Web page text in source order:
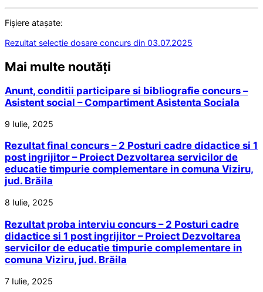
Fișiere atașate:
Rezultat selectie dosare concurs din 03.07.2025
Mai multe noutăți
Anunt, conditii participare si bibliografie concurs –
Asistent social – Compartiment Asistenta Sociala
9 Iulie, 2025
Rezultat final concurs – 2 Posturi cadre didactice si 1
post ingrijitor – Proiect Dezvoltarea servicilor de
educatie timpurie complementare in comuna Viziru,
jud. Brăila
8 Iulie, 2025
Rezultat proba interviu concurs – 2 Posturi cadre
didactice si 1 post ingrijitor – Proiect Dezvoltarea
servicilor de educatie timpurie complementare in
comuna Viziru, jud. Brăila
7 Iulie, 2025